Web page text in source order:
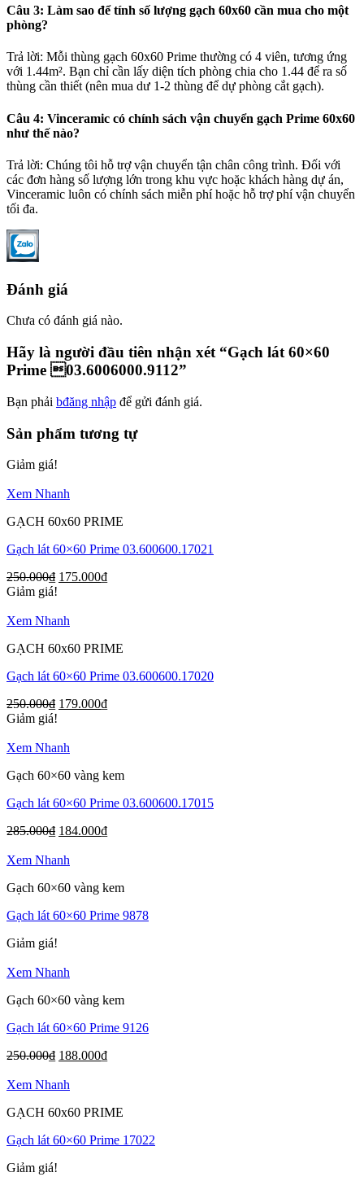
Câu 3: Làm sao để tính số lượng gạch 60x60 cần mua cho một
phòng?
Trả lời: Mỗi thùng gạch 60x60 Prime thường có 4 viên, tương ứng
với 1.44m². Bạn chỉ cần lấy diện tích phòng chia cho 1.44 để ra số
thùng cần thiết (nên mua dư 1-2 thùng để dự phòng cắt gạch).
Câu 4: Vinceramic có chính sách vận chuyển gạch Prime 60x60
như thế nào?
Trả lời: Chúng tôi hỗ trợ vận chuyển tận chân công trình. Đối với
các đơn hàng số lượng lớn trong khu vực hoặc khách hàng dự án,
Vinceramic luôn có chính sách miễn phí hoặc hỗ trợ phí vận chuyển
tối đa.
Đánh giá
Chưa có đánh giá nào.
Hãy là người đầu tiên nhận xét “Gạch lát 60×60
Prime 03.6006000.9112”
Bạn phải bđăng nhập để gửi đánh giá.
Sản phẩm tương tự
Giảm giá!
Xem Nhanh
GẠCH 60x60 PRIME
Gạch lát 60×60 Prime 03.600600.17021
250.000₫ 175.000₫
Giảm giá!
Xem Nhanh
GẠCH 60x60 PRIME
Gạch lát 60×60 Prime 03.600600.17020
250.000₫ 179.000₫
Giảm giá!
Xem Nhanh
Gạch 60×60 vàng kem
Gạch lát 60×60 Prime 03.600600.17015
285.000₫ 184.000₫
Xem Nhanh
Gạch 60×60 vàng kem
Gạch lát 60×60 Prime 9878
Giảm giá!
Xem Nhanh
Gạch 60×60 vàng kem
Gạch lát 60×60 Prime 9126
250.000₫ 188.000₫
Xem Nhanh
GẠCH 60x60 PRIME
Gạch lát 60×60 Prime 17022
Giảm giá!